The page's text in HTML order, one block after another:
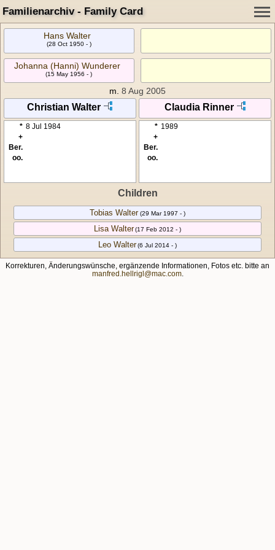
Familienarchiv - Family Card
Hans Walter
(28 Oct 1950 - )
Johanna (Hanni) Wunderer
(15 May 1956 - )
m. 8 Aug 2005
Christian Walter Claudia Rinner
* 8 Jul 1984
+
Ber.
oo.
* 1989
+
Ber.
oo.
Children
Tobias Walter (29 Mar 1997 - )
Lisa Walter(17 Feb 2012 - )
Leo Walter(6 Jul 2014 - )
Korrekturen, Änderungswünsche, ergänzende Informationen, Fotos etc. bitte an
manfred.hellrigl@mac.com.